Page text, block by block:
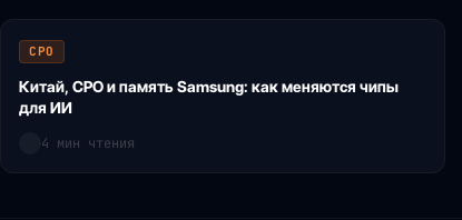
CPO
Китай, CPO и память Samsung: как меняются чипы
для ИИ
4 мин чтения